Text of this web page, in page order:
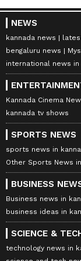
NEWS
kannada news
bengaluru news
international news in
Kannada Cinema
kannada tv shows
SPORTS NEWS
sports news in
Other Sports News
BUSINESS
Business news in
business ideas in
SCIENCE &
technology news in